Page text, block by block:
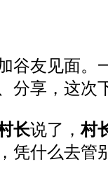
谷友 见面。
分享，这
长说了，村
凭什么去管